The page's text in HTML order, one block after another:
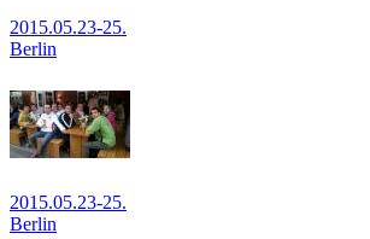
2015.05.23-25.
Berlin
2015.05.23-25.
Berlin